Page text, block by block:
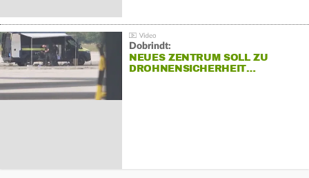
Dobrindt:
NEUES ZENTRUM SOLL ZU
DROHNENSICHERHEIT…